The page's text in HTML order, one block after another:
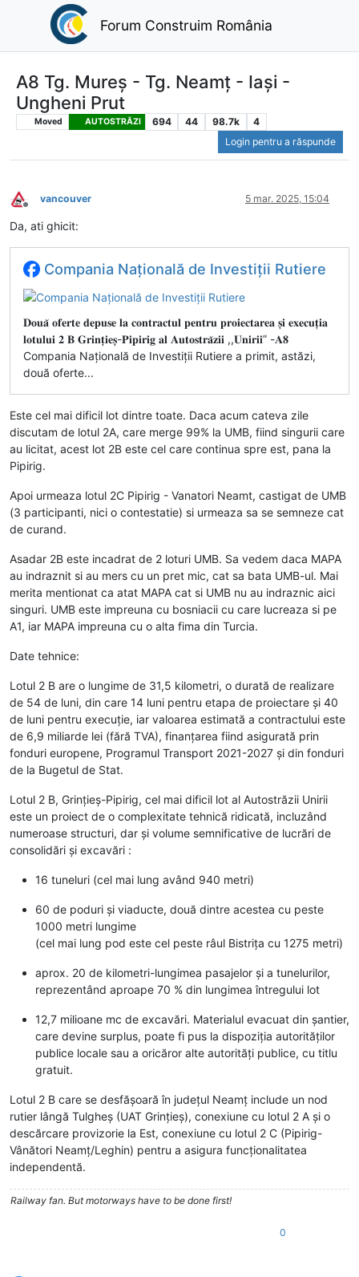
Forum Construim România
A8 Tg. Mureș - Tg. Neamț - Iași -
Ungheni Prut
Moved AUTOSTRĂZI 694 44 98.7k
4
Login pentru a răspunde
Deconectat
vancouver 5 mar. 2025, 15:04
Da, ati ghicit:
Compania Națională de Investiții Rutiere
𝐃𝐨𝐮𝐚̆ 𝐨𝐟𝐞𝐫𝐭𝐞 𝐝𝐞𝐩𝐮𝐬𝐞 𝐥𝐚 𝐜𝐨𝐧𝐭𝐫𝐚𝐜𝐭𝐮𝐥 𝐩𝐞𝐧𝐭𝐫𝐮 𝐩𝐫𝐨𝐢𝐞𝐜𝐭𝐚𝐫𝐞𝐚 𝐬̦𝐢 𝐞𝐱𝐞𝐜𝐮𝐭̦𝐢𝐚
𝐥𝐨𝐭𝐮𝐥𝐮𝐢 𝟐 𝐁 𝐆𝐫𝐢𝐧𝐭̦𝐢𝐞𝐬̦-𝐏𝐢𝐩𝐢𝐫𝐢𝐠 𝐚𝐥 𝐀𝐮𝐭𝐨𝐬𝐭𝐫𝐚̆𝐳𝐢𝐢 ,,𝐔𝐧𝐢𝐫𝐢𝐢” -𝐀𝟖
Compania Națională de Investiții Rutiere a primit, astăzi,
două oferte...
Este cel mai dificil lot dintre toate. Daca acum cateva zile
discutam de lotul 2A, care merge 99% la UMB, fiind singurii care
au licitat, acest lot 2B este cel care continua spre est, pana la
Pipirig.
Apoi urmeaza lotul 2C Pipirig - Vanatori Neamt, castigat de UMB
(3 participanti, nici o contestatie) si urmeaza sa se semneze cat
de curand.
Asadar 2B este incadrat de 2 loturi UMB. Sa vedem daca MAPA
au indraznit si au mers cu un pret mic, cat sa bata UMB-ul. Mai
merita mentionat ca atat MAPA cat si UMB nu au indraznic aici
singuri. UMB este impreuna cu bosniacii cu care lucreaza si pe
A1, iar MAPA impreuna cu o alta fima din Turcia.
Date tehnice:
Lotul 2 B are o lungime de 31,5 kilometri, o durată de realizare
de 54 de luni, din care 14 luni pentru etapa de proiectare și 40
de luni pentru execuție, iar valoarea estimată a contractului este
de 6,9 miliarde lei (fără TVA), finanțarea fiind asigurată prin
fonduri europene, Programul Transport 2021-2027 și din fonduri
de la Bugetul de Stat.
Lotul 2 B, Grințieș-Pipirig, cel mai dificil lot al Autostrăzii Unirii
este un proiect de o complexitate tehnică ridicată, incluzând
numeroase structuri, dar și volume semnificative de lucrări de
consolidări și excavări :
16 tuneluri (cel mai lung având 940 metri)
60 de poduri și viaducte, două dintre acestea cu peste
1000 metri lungime
(cel mai lung pod este cel peste râul Bistrița cu 1275 metri)
aprox. 20 de kilometri-lungimea pasajelor și a tunelurilor,
reprezentând aproape 70 % din lungimea întregului lot
12,7 milioane mc de excavări. Materialul evacuat din șantier,
care devine surplus, poate fi pus la dispoziția autorităților
publice locale sau a oricăror alte autorități publice, cu titlu
gratuit.
Lotul 2 B care se desfășoară în județul Neamț include un nod
rutier lângă Tulgheș (UAT Grințieș), conexiune cu lotul 2 A și o
descărcare provizorie la Est, conexiune cu lotul 2 C (Pipirig-
Vânători Neamț/Leghin) pentru a asigura funcționalitatea
independentă.
Railway fan. But motorways have to be done first!
0